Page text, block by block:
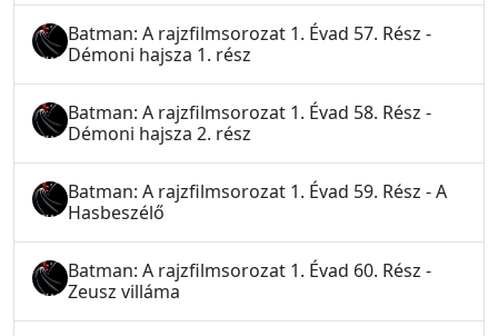
Batman: A rajzfilmsorozat 1. Évad 57. Rész -
Démoni hajsza 1. rész
Batman: A rajzfilmsorozat 1. Évad 58. Rész -
Démoni hajsza 2. rész
Batman: A rajzfilmsorozat 1. Évad 59. Rész - A
Hasbeszélő
Batman: A rajzfilmsorozat 1. Évad 60. Rész -
Zeusz villáma